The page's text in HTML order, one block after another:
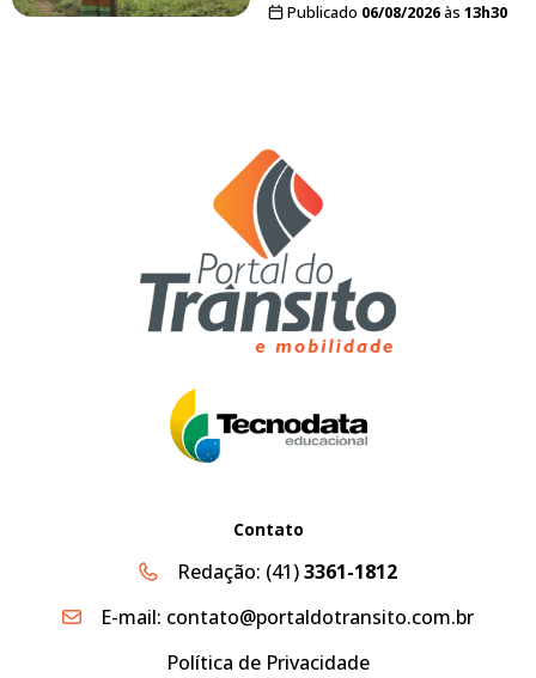
Publicado 06/08/2026às 13h30
Contato
Redação: (41)3361-1812
E-mail: contato@portaldotransito.com.br
Política de Privacidade